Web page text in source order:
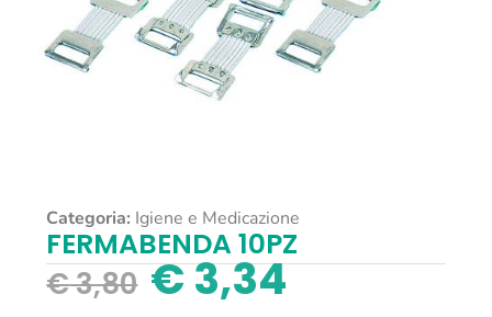
Categoria: Igiene e Medicazione
FERMABENDA 10PZ
€3,80 €3,34